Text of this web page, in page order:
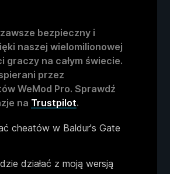
bezpieczny i
naszej wielomilionowej
graczy na całym świecie.
przez
WeMod Pro. Sprawdź
na Trustpilot.
cheatów w Baldur's Gate
działać z moją wersją